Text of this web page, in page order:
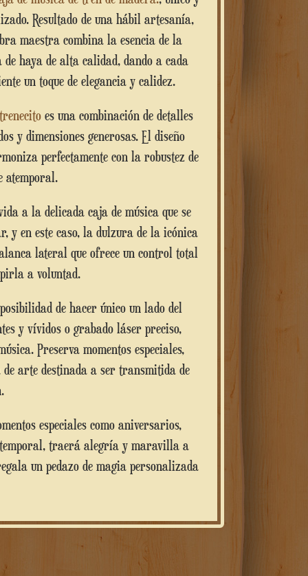
Resultado de una hábil artesanía,
maestra combina la esencia de la
de haya de alta calidad, dando a cada
un toque de elegancia y calidez.
trenecito es una combinación de detalles
y dimensiones generosas. El diseño
perfectamente con la robustez de
atemporal.
y en este caso, la dulzura de la icónica
lateral que ofrece un control total
a voluntad.
y vívidos o grabado láser preciso,
Preserva momentos especiales,
de arte destinada a ser transmitida de
especiales como aniversarios,
traerá alegría y maravilla a
un pedazo de magia personalizada